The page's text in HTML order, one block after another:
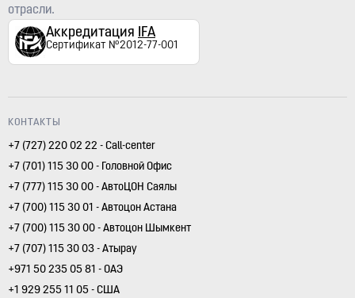
отрасли.
Аккредитация IFA
Сертификат №2012-77-001
КОНТАКТЫ
+7 (727) 220 02 22 - Call-center
+7 (701) 115 30 00 - Головной Офис
+7 (777) 115 30 00 - АвтоЦОН Саялы
+7 (700) 115 30 01 - Автоцон Астана
+7 (700) 115 30 00 - Автоцон Шымкент
+7 (707) 115 30 03 - Атырау
+971 50 235 05 81 - ОАЭ
+1 929 255 11 05 - США